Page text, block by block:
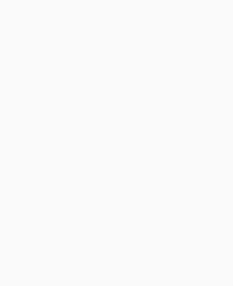
だけでなく利益も拡大する